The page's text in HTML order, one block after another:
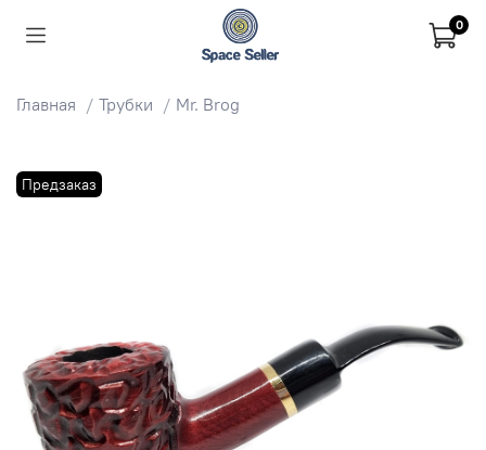
0
Главная Трубки Mr. Brog
Предзаказ